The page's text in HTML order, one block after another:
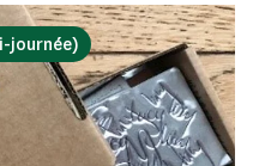
journée)